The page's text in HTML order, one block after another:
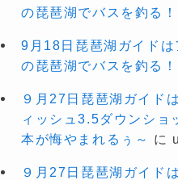
の琵琶湖でバスを釣る！
9月18日琵琶湖ガイド
の琵琶湖でバスを釣る！
９月27日琵琶湖ガイド
ィッシュ3.5ダウンショ
本が悔やまれるぅ～
に
９月27日琵琶湖ガイド